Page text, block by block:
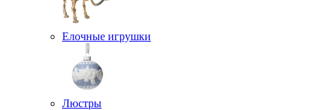
Елочные игрушки
Люстры